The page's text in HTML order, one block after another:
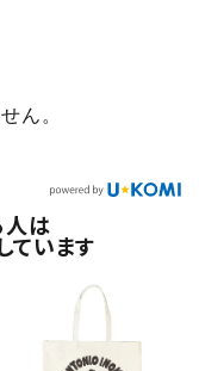
ん。
人は
ています